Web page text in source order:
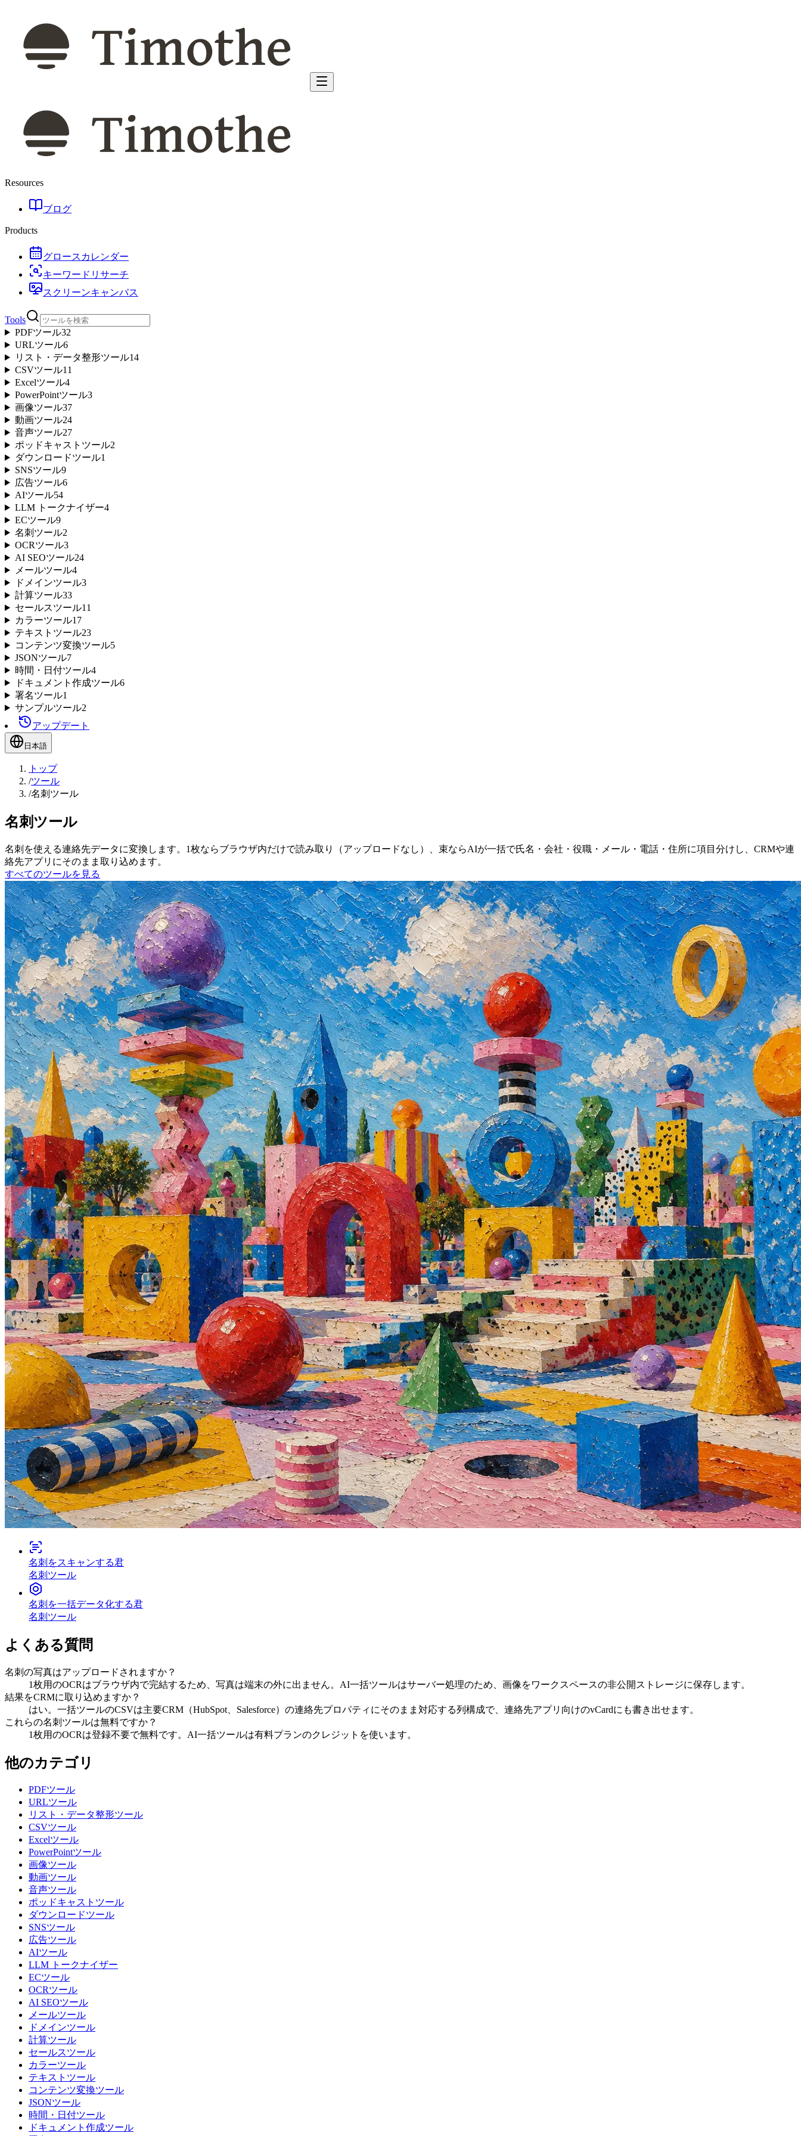
Resources
ブログ
Products
グロースカレンダー
キーワードリサーチ
スクリーンキャンバス
Tools
PDFツール32
URLツール6
リスト・データ整形ツール14
CSVツール11
Excelツール4
PowerPointツール3
画像ツール37
動画ツール24
音声ツール27
ポッドキャストツール2
ダウンロードツール1
SNSツール9
広告ツール6
AIツール54
LLM トークナイザー4
ECツール9
名刺ツール2
OCRツール3
AI SEOツール24
メールツール4
ドメインツール3
計算ツール33
セールスツール11
カラーツール17
テキストツール23
コンテンツ変換ツール5
JSONツール7
時間・日付ツール4
ドキュメント作成ツール6
署名ツール1
サンプルツール2
アップデート
日本語
トップ
/ツール
/名刺ツール
名刺ツール
名刺を使える連絡先データに変換します。1枚ならブラウザ内だけで読み取り（アップロードなし）、束ならAIが一括で氏名・会社・役職・メール・電話・住所に項目分けし、CRMや連
絡先アプリにそのまま取り込めます。
すべてのツールを見る
名刺をスキャンする君
名刺ツール
名刺を一括データ化する君
名刺ツール
よくある質問
名刺の写真はアップロードされますか？
1枚用のOCRはブラウザ内で完結するため、写真は端末の外に出ません。AI一括ツールはサーバー処理のため、画像をワークスペースの非公開ストレージに保存します。
結果をCRMに取り込めますか？
はい。一括ツールのCSVは主要CRM（HubSpot、Salesforce）の連絡先プロパティにそのまま対応する列構成で、連絡先アプリ向けのvCardにも書き出せます。
これらの名刺ツールは無料ですか？
1枚用のOCRは登録不要で無料です。AI一括ツールは有料プランのクレジットを使います。
他のカテゴリ
PDFツール
URLツール
リスト・データ整形ツール
CSVツール
Excelツール
PowerPointツール
画像ツール
動画ツール
音声ツール
ポッドキャストツール
ダウンロードツール
SNSツール
広告ツール
AIツール
LLM トークナイザー
ECツール
OCRツール
AI SEOツール
メールツール
ドメインツール
計算ツール
セールスツール
カラーツール
テキストツール
コンテンツ変換ツール
JSONツール
時間・日付ツール
ドキュメント作成ツール